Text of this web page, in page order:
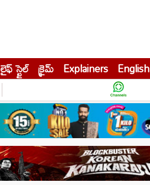
లైఫ్ స్టైల్ క్రైమ్ Explainers English